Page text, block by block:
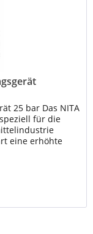
25 bar Das NITA
für die
eine erhöhte